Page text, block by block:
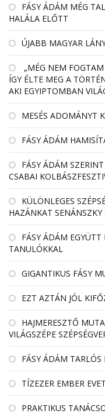
FÁSY ÁDÁM MÉG
HALÁLA ELŐTT
ÚJABB MAGYAR
„MÉG NEM FOGTAM
ÍGY ÉLTE MEG A
AKI EGYIPTOMBAN
MESÉS ADOMÁNYT
FÁSY ÁDÁM
FÁSY ÁDÁM
CSABAI
KÜLÖNLEGES
HAZÁNKAT SENÁNSZKY
FÁSY ÁDÁM
TANULÓKKAL
GIGANTIKUS FÁSY
EZT AZTÁN JÓL
HAJMERESZTŐ
VILÁGSZÉPE
FÁSY ÁDÁM
TÍZEZER EMBER
PRAKTIKUS